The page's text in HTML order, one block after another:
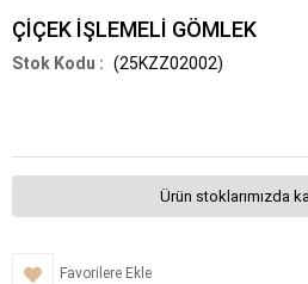
ÇİÇEK İŞLEMELİ GÖMLEK
(25KZZ02002)
Ürün stoklarımızda
Favorilere Ekle